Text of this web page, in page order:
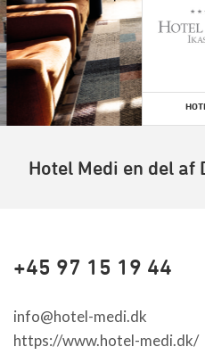
GREEN CAMPING
GREEN ATTRACTION
Hotel Medi en del af
+45 97 15 19 44
info@hotel-medi.dk
https://www.hotel-medi.dk/